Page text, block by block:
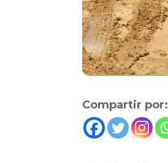
Compartir por: